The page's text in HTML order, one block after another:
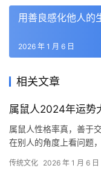
用善良感化他人的
2026 年 1 月 6 日
相关文章
属鼠人2024年运势
属鼠人性格率真，善于
在别人的角度上看问题
传统文化 2026 年 1 月 6 日